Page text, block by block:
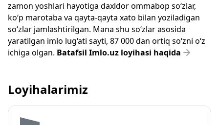
zamon yoshlari hayotiga daxldor ommabop so‘zlar,
ko‘p marotaba va qayta-qayta xato bilan yoziladigan
so‘zlar jamlashtirilgan. Mana shu so‘zlar asosida
yaratilgan imlo lug‘ati sayti, 87 000 dan ortiq so‘zni o‘z
ichiga olgan. Batafsil Imlo.uz loyihasi haqida
Loyihalarimiz